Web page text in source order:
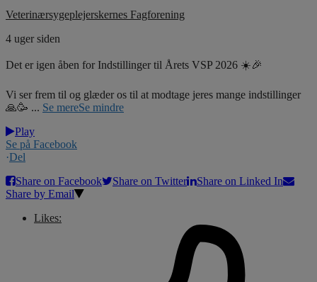
Veterinærsygeplejerskernes Fagforening
4 uger siden
Det er igen åben for Indstillinger til Årets VSP 2026 ☀️🎉
Vi ser frem til og glæder os til at modtage jeres mange indstillinger
🙏🥳 ... Se mereSe mindre
Play
Se på Facebook
·Del
Share on Facebook
Share on Twitter
Share on Linked In
Share by Email
Likes: